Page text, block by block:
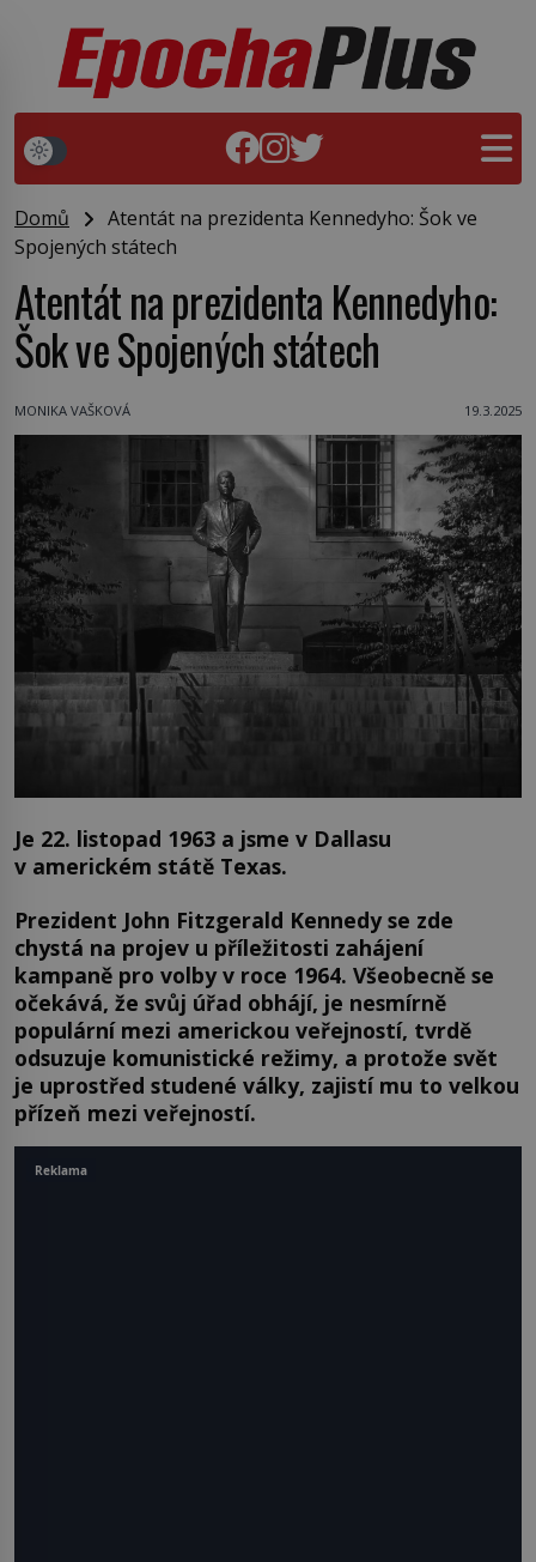
Domů
Atentát na prezidenta Kennedyho: Šok ve
Spojených státech
Atentát na prezidenta Kennedyho:
Šok ve Spojených státech
MONIKA VAŠKOVÁ 19.3.2025
Je 22. listopad 1963 a jsme v Dallasu
v americkém státě Texas.
Prezident John Fitzgerald Kennedy se zde
chystá na projev u příležitosti zahájení
kampaně pro volby v roce 1964. Všeobecně se
očekává, že svůj úřad obhájí, je nesmírně
populární mezi americkou veřejností, tvrdě
odsuzuje komunistické režimy, a protože svět
je uprostřed studené války, zajistí mu to velkou
přízeň mezi veřejností.
Reklama